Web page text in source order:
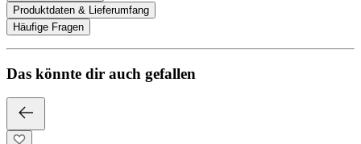
Produktdaten & Lieferumfang
Häufige Fragen
Das könnte dir auch gefallen